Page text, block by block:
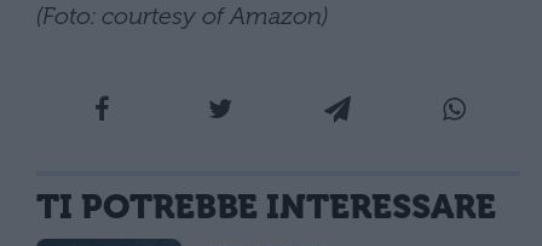
(Foto: courtesy of Amazon)
TI POTREBBE INTERESSARE